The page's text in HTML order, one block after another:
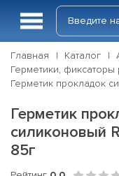
Главная Каталог
Герметики,
Герметик прокладок
Герметик
силиконовый
85г